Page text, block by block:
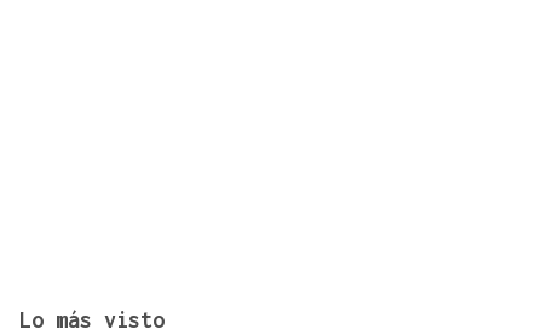
Lo más visto